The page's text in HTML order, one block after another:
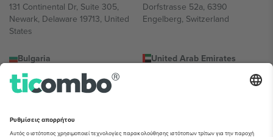
131 Continental Dr, Suite 305,
Newark, Delaware 19713, United
States
Dorfstrasse 52a, 6390
Engelberg, Switzerland
Bulgaria
Regus Sofia City West, bul
Totleben 53-55, 1606 Sofia,
United Arab Emirates
UAE Dubai Silicon Oasis, DDP
Building A1, Office 302, Dubai,
Mexico